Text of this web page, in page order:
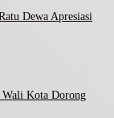
Dewa Apresiasi
Wali Kota Dorong